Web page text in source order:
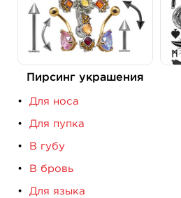
Пирсинг украшения
Для носа
Для пупка
В губу
В бровь
Для языка